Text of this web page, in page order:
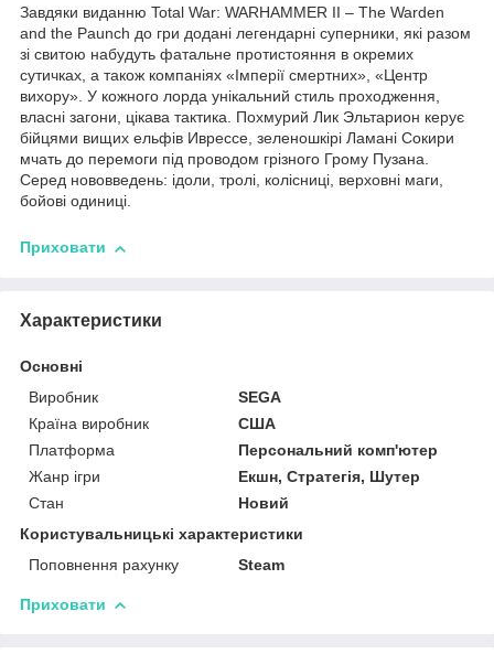
Завдяки виданню Total War: WARHAMMER II – The Warden
and the Paunch до гри додані легендарні суперники, які разом
зі свитою набудуть фатальне протистояння в окремих
сутичках, а також компаніях «Імперії смертних», «Центр
вихору». У кожного лорда унікальний стиль проходження,
власні загони, цікава тактика. Похмурий Лик Эльтарион керує
бійцями вищих ельфів Иврессе, зеленошкірі Ламані Сокири
мчать до перемоги під проводом грізного Грому Пузана.
Серед нововведень: ідоли, тролі, колісниці, верховні маги,
бойові одиниці.
Приховати
Характеристики
Основні
Виробник
SEGA
Країна виробник
США
Платформа
Персональний комп'ютер
Жанр ігри
Екшн, Стратегія, Шутер
Стан
Новий
Користувальницькі характеристики
Поповнення рахунку
Steam
Приховати